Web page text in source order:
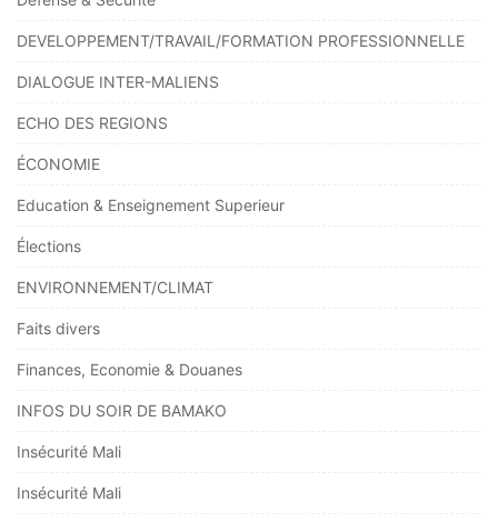
DEVELOPPEMENT/TRAVAIL/FORMATION PROFESSIONNELLE
DIALOGUE INTER-MALIENS
ECHO DES REGIONS
ÉCONOMIE
Education & Enseignement Superieur
Élections
ENVIRONNEMENT/CLIMAT
Faits divers
Finances, Economie & Douanes
INFOS DU SOIR DE BAMAKO
Insécurité Mali
Insécurité Mali